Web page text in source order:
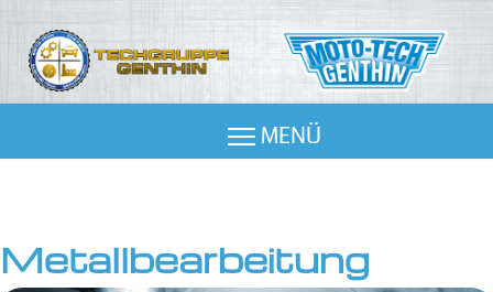
Me­tall­be­ar­bei­tung